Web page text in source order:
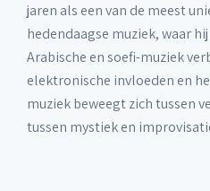
jaren als een van de meest
hedendaagse muziek, waar
Arabische en soefi-muziek
elektronische invloeden en
muziek beweegt zich tussen
tussen mystiek en